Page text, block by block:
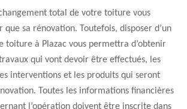
total de votre toiture vous
que sa rénovation. Toutefois, disposer d’un
toiture à Plazac vous permettra d’obtenir
qui vont devoir être effectués, les
interventions et les produits qui seront
Toutes les informations financières
l’opération doivent être inscrite dans